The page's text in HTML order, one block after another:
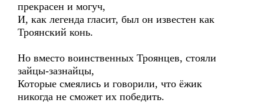
прекрасен и могуч,
И, как легенда гласит, был он известен как
Троянский конь.
Но вместо воинственных Троянцев, стояли
зайцы-зазнайцы,
Которые смеялись и говорили, что ёжик
никогда не сможет их победить.